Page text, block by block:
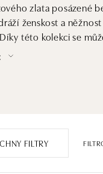
zlata posázené
ženskost a
této kolekci se
FILTRY